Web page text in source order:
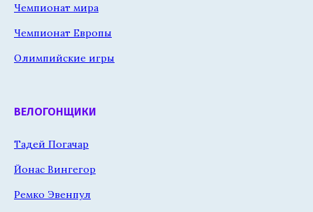
Чемпионат мира
Чемпионат Европы
Олимпийские игры
ВЕЛОГОНЩИКИ
Тадей Погачар
Йонас Вингегор
Ремко Эвенпул